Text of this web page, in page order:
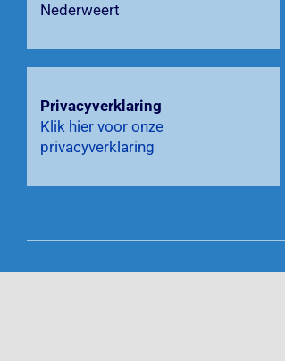
Nederweert
Privacyverklaring
Klik hier voor onze
privacyverklaring